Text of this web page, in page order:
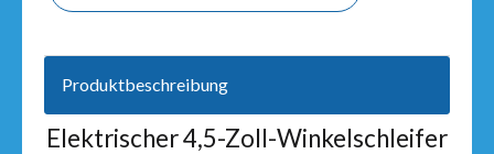
Produktbeschreibung
Elektrischer 4,5-Zoll-Winkelschleifer